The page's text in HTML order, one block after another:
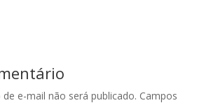
e-mail não será publicado. Campos